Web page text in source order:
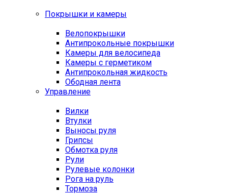
Покрышки и камеры
Велопокрышки
Антипрокольные покрышки
Камеры для велосипеда
Камеры с герметиком
Антипрокольная жидкость
Ободная лента
Управление
Вилки
Втулки
Выносы руля
Грипсы
Обмотка руля
Рули
Рулевые колонки
Рога на руль
Тормоза